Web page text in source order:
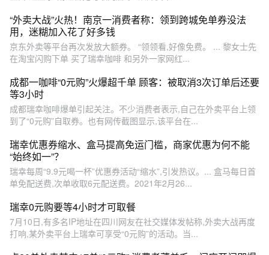
“外卖大战”火热！南京一消费者称：领到跨城免单券没法
用，迷糊加入花了好多钱
京东外卖等平台再次发放大额券。 “领领看,好像免费。 ... 黎女士先
在淘宝闪购下单 买了瑞幸咖啡 和另外一家网红...
成都一咖啡“0元购”火爆超千单 顾客：被取消3次订单后还要
等3小时
成都瑞幸咖啡爆单引起关注。不少消费者表示,自己在外卖平台上领
到了“0元购”自取券。也有网传截图显示,该平台在...
瑞幸优惠券缩水、盒马提高免运门槛，商家优惠为何不能
“始终如一”？
瑞幸每周“9.9元喝一杯”优惠券活动“缩水”,引发热议。... 盒马每日首
单免配送费,次单收取6元配送费。2021年2月26...
瑞幸0元购要等4小时才可取餐
7月10日,有多名IP地址在四川网友在社交媒体发帖称,外卖大战再度
打响,某外卖平台上瑞幸可享受“0元购”的活动。当...